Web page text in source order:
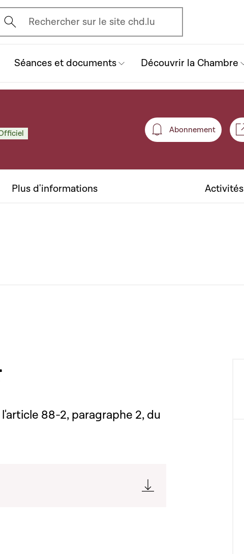
Ouvrir l'écran de recherche
Rechercher sur le site chd.lu
Séances et documents Découvrir la Chambre
Abonnement
Abonnement
Plus d'informations Activités
88-2, paragraphe 2, du